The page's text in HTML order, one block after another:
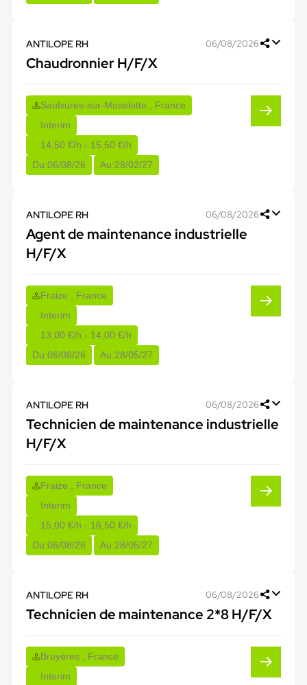
ANTILOPE RH 06/08/2026
Chaudronnier H/F/X
Saulxures-sur-Moselotte , France
Interim
14,50 €/h - 15,50 €/h
Du:06/08/26 Au:28/02/27
ANTILOPE RH 06/08/2026
Agent de maintenance industrielle
H/F/X
Fraize , France
Interim
13,00 €/h - 14,00 €/h
Du:06/08/26 Au:28/05/27
ANTILOPE RH 06/08/2026
Technicien de maintenance industrielle
H/F/X
Fraize , France
Interim
15,00 €/h - 16,50 €/h
Du:06/08/26 Au:28/05/27
ANTILOPE RH 06/08/2026
Technicien de maintenance 2*8 H/F/X
Bruyères , France
Interim